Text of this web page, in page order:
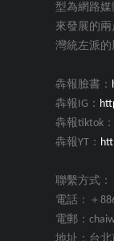
型為網路
來發展的
灣統左派的
犇報臉書：
犇報IG：
犇報tiktok：
犇報YT：
聯繫方式：
電話：＋
電郵：